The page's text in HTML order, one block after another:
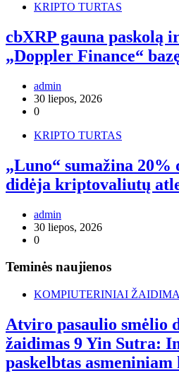
KRIPTO TURTAS
cbXRP gauna paskolą
„Doppler Finance“
admin
30 liepos, 2026
0
KRIPTO TURTAS
„Luno“ sumažina 20%
didėja kriptovaliutų
admin
30 liepos, 2026
0
Teminės naujienos
KOMPIUTERINIAI
Atviro pasaulio smėlio
žaidimas 9 Yin Sutra:
paskelbtas